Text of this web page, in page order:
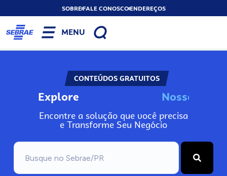
SOBREFALE CONOSCOENDEREÇOS
MENU
CONTEÚDOS GRATUITOS
Explore No
Encontre a solução que você precisa
e Transforme Seu Negócio